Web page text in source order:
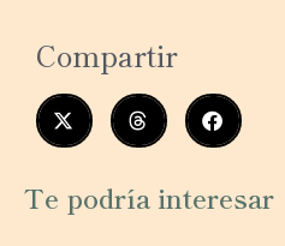
Compartir
Te podría interesar